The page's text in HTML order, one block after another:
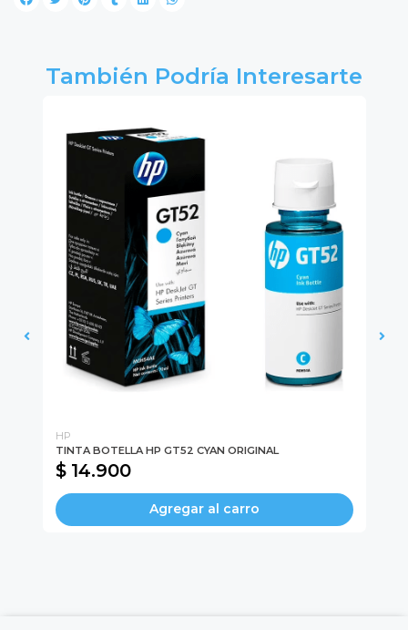
También Podría Interesarte
HP
TINTA BOTELLA HP GT52 CYAN ORIGINAL
$ 14.900
Agregar al carro